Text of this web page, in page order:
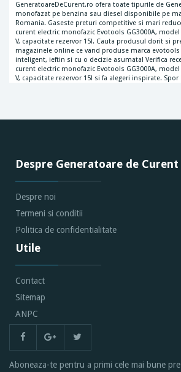
GeneratoareDeCurent.ro ofera toate tipurile de
monofazat pe benzina sau diesel disponibile pe
Romania. Gaseste preturi competitive si mari
curent electric monofazic Evotools GG3000A, model
V, capacitate rezervor 15l. Cauta produsul dorit si
magazinele online ce vand produse marca
inteligent, ieftin si cu o decizie asumata! Verifica
curent electric monofazic Evotools GG3000A, model
V, capacitate rezervor 15l si fa alegeri inspirate.
Despre Generatoare de Curent
Despre noi
Termeni si conditii
Politica de confidentialitate
Utile
Contact
Sitemap
ANPC
Aboneaza-te pentru a primi cele mai bune